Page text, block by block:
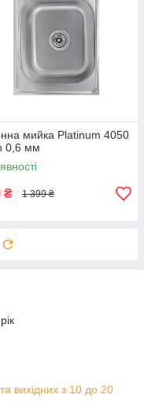
мийка Platinum 4050
0,6 мм
₴ 1 399 ₴
вихідних з 10 до 20